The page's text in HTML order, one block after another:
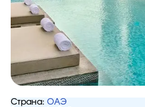
Страна: ОАЭ